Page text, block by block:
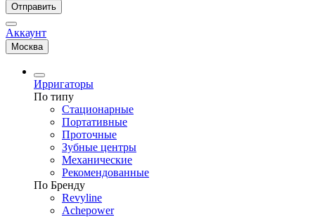
Отправить
Аккаунт
Москва
Ирригаторы
По типу
Стационарные
Портативные
Проточные
Зубные центры
Механические
Рекомендованные
По Бренду
Revyline
Achepower